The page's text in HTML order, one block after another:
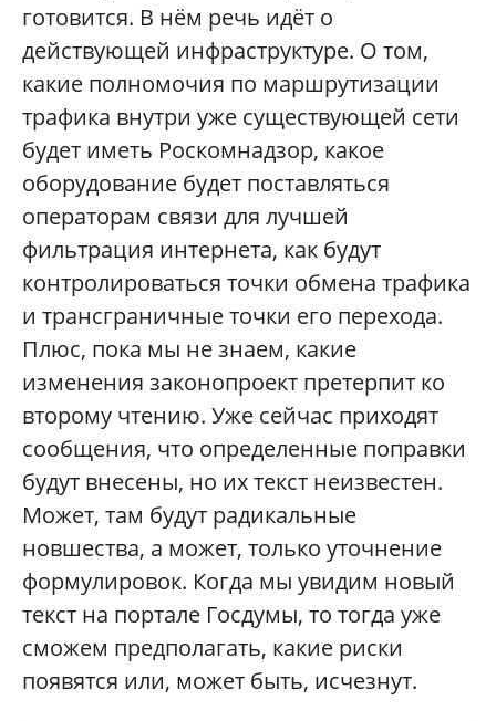
готовится. В нём речь идёт о
действующей инфраструктуре. О том,
какие полномочия по маршрутизации
трафика внутри уже существующей сети
будет иметь Роскомнадзор, какое
оборудование будет поставляться
операторам связи для лучшей
фильтрация интернета, как будут
контролироваться точки обмена трафика
и трансграничные точки его перехода.
Плюс, пока мы не знаем, какие
изменения законопроект претерпит ко
второму чтению. Уже сейчас приходят
сообщения, что определенные поправки
будут внесены, но их текст неизвестен.
Может, там будут радикальные
новшества, а может, только уточнение
формулировок. Когда мы увидим новый
текст на портале Госдумы, то тогда уже
сможем предполагать, какие риски
появятся или, может быть, исчезнут.